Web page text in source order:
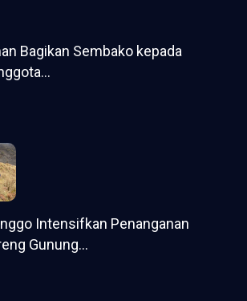
Bagikan Sembako kepada
Intensifkan Penanganan
Gunung...